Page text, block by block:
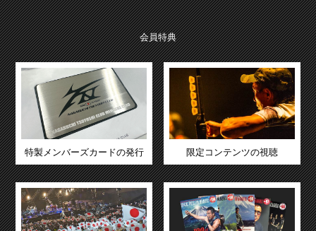
会員特典
特製メンバーズカードの発行 限定コンテンツの視聴